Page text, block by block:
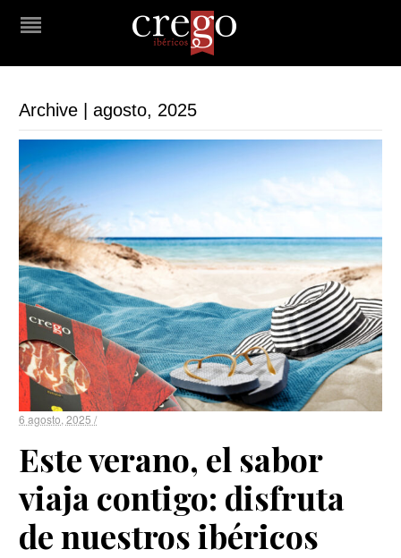
Archive | agosto, 2025
6 agosto, 2025 /
Este verano, el sabor
viaja contigo: disfruta
de nuestros ibéricos